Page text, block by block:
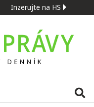
Inzerujte na HS